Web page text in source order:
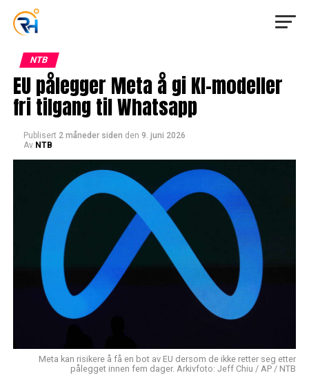
NTB
EU pålegger Meta å gi KI-modeller
fri tilgang til Whatsapp
Publisert 2 måneder siden den 9. juni 2026
Av NTB
Meta kan risikere å få en bot av EU dersom de ikke retter seg etter
pålegget innen fem dager. Arkivfoto: Jeff Chiu / AP / NTB